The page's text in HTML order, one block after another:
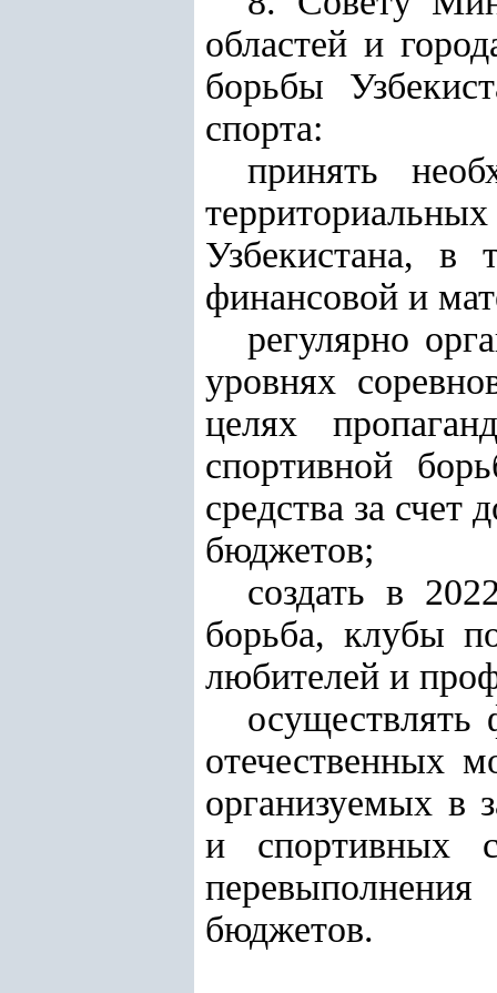
областей и
борьбы
спорта:
принять
Узбекистана, в
финансовой и
регулярно
уровнях
целях
спортивной
средства за
бюджетов;
создать в
борьба, клубы
любителей и
осуществлять
отечественных
организуемых в
и спортивных
бюджетов.